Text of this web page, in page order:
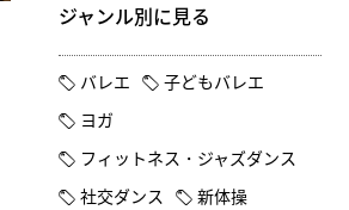
ジャンル別に見る
バレエ
子どもバレエ
ヨガ
フィットネス・ジャズダンス
社交ダンス
新体操